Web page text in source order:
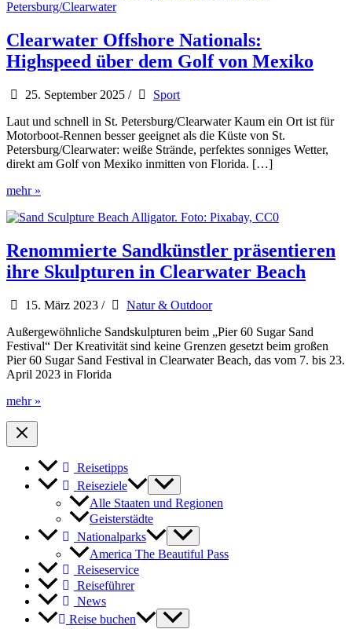
Clearwater Offshore Nationals:
Highspeed über dem Golf von Mexiko
25. September 2025 /
Sport
Laut und schnell in St. Petersburg/Clearwater Kaum ein Ort ist für
Motorboot-Rennen besser geeignet als die Küste von St.
Petersburg/Clearwater: weiße Strände, perfektes sonniges Wetter,
direkt am Golf von Mexiko inmitten von Florida. […]
Clearwater
Nationals:
über
dem
Golf
Mexiko
mehr »
Renommierte Sandkünstler präsentieren
ihre Skulpturen in Clearwater Beach
15. März 2023 /
Natur & Outdoor
Außergewöhnliche Sandskulpturen beim „Pier 60 Sugar Sand
Festival“ Der Kreativität sind keine Grenzen gesetzt beim großen
Pier 60 Sugar Sand Festival in Clearwater Beach, das vom 7. bis 23.
April 2023 in Florida
Renommierte
präsentieren
ihre
Clearwater
mehr »
Reisetipps
Reiseziele
Alle Staaten und Regionen
Geisterstädte
Nationalparks
America The Beautiful Pass
Reiseservice
Reiseführer
News
Reise buchen